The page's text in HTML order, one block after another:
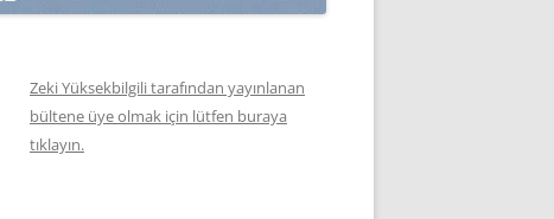
Zeki Yüksekbilgili tarafından yayınlanan
bültene üye olmak için lütfen buraya
tıklayın.